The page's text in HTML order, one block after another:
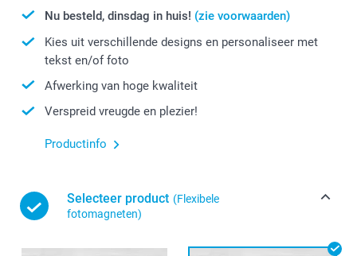
Nu besteld, dinsdag in huis! (zie voorwaarden)
Kies uit verschillende designs en personaliseer met
tekst en/of foto
Afwerking van hoge kwaliteit
Verspreid vreugde en plezier!
Productinfo
Selecteer product (Flexibele
fotomagneten)